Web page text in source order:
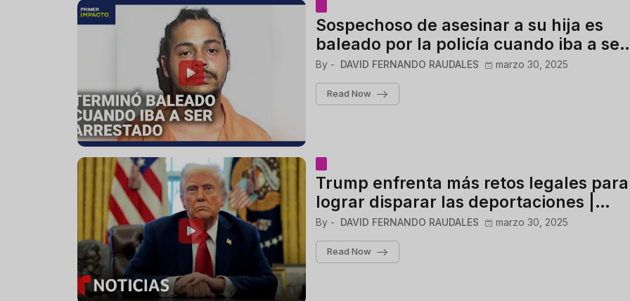
Sospechoso de asesinar a su hija es
baleado por la policía cuando iba a ser
arrestado: estaba armado
By - DAVID FERNANDO RAUDALES marzo 30, 2025
Read Now
Trump enfrenta más retos legales para
lograr disparar las deportaciones |
Noticias Telemundo
By - DAVID FERNANDO RAUDALES marzo 30, 2025
Read Now